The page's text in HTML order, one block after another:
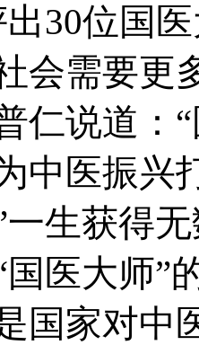
30位国
会需要更
仁说道：
中医振兴
一生获得
国医大师”
国家对中